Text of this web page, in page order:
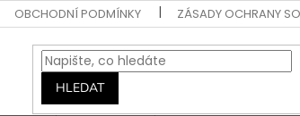
OBCHODNÍ PODMÍNKY ZÁSADY OCHRANY
HLEDAT